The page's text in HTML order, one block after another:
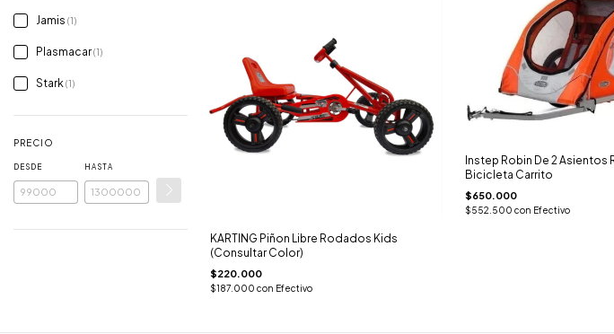
Jamis (1)
Plasmacar(1)
Stark(1)
PRECIO
DESDE HASTA
KARTING Piñon Libre Rodados Kids
(Consultar Color)
$220.000
$187.000 con Efectivo
Instep Robin De 2 Asientos
Bicicleta Carrito
$650.000
$552.500 con Efectivo